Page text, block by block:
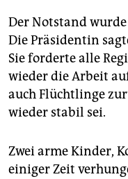
Der Notstand
Die Präsidentin
Sie forderte alle
wieder die Arbeit
auch Flüchtlinge
wieder stabil sei.
Zwei arme Kinder,
einiger Zeit